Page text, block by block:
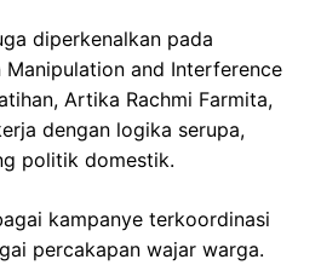
diperkenalkan pada
and Interference
Artika Rachmi Farmita,
dengan logika serupa,
politik domestik.
kampanye terkoordinasi
percakapan wajar warga.